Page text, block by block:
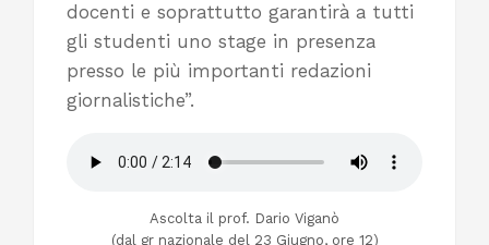
docenti e soprattutto garantirà a tutti
gli studenti uno stage in presenza
presso le più importanti redazioni
giornalistiche”.
Ascolta il prof. Dario Viganò
(dal gr nazionale del 23 Giugno, ore 12)